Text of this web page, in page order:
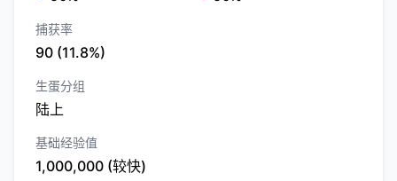
捕获率
90 (11.8%)
生蛋分组
陆上
基础经验值
1,000,000 (较快)